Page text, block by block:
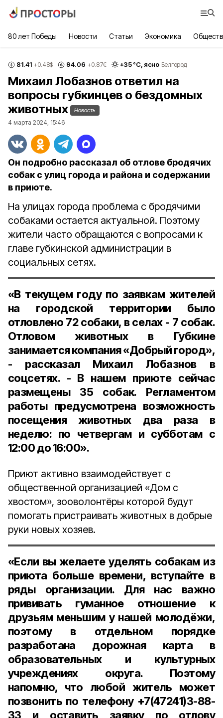
80 лет Победы Новости Статьи Экономика
81.41 +0.48$ 94.06 +0.87€ +35°С, ясно Белгород
Михаил Лобазнов ответил на
вопросы губкинцев о бездомных
животных
Новость
4 марта 2024, 15:46
Он подробно рассказал об отлове бродячих
собак с улиц города и района и содержании
в приюте.
На улицах города проблема с бродячими
собаками остается актуальной. Поэтому
жители часто обращаются с вопросами к
главе губкинской администрации в
социальных сетях.
«В текущем году по заявкам жителей
на городской территории было
отловлено 72 собаки, в селах - 7 собак.
Отловом животных в
Губкине
занимается компания «Добрый город»,
- рассказал Михаил Лобазнов в
соцсетях. - В нашем приюте сейчас
размещены 35 собак. Регламентом
работы предусмотрена возможность
посещения животных два раза в
неделю: по четвергам и субботам с
12:00 до 16:00».
Приют активно взаимодействует с
общественной организацией «Дом с
хвостом», зооволонтёры которой будут
помогать пристраивать животных в добрые
руки новых хозяев.
«Если вы желаете уделять собакам из
приюта больше времени, вступайте в
ряды организации. Для нас важно
прививать гуманное отношение к
друзьям меньшим у нашей молодёжи,
поэтому в отдельном порядке
разработана дорожная карта в
образовательных и культурных
учреждениях округа. Поэтому
напомню, что любой житель может
позвонить по телефону +7(47241)3-88-
33 и оставить заявку по отлову